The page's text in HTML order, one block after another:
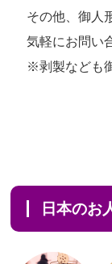
その他、御人
気軽にお問い
※剥製なども
日本の